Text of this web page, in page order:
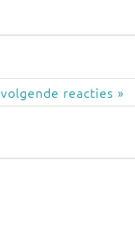
volgende reacties »